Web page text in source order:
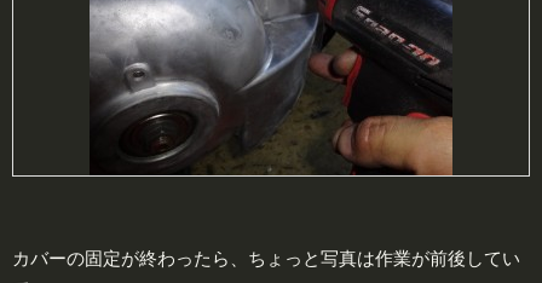
カバーの固定が終わったら、ちょっと写真は作業が前後してい